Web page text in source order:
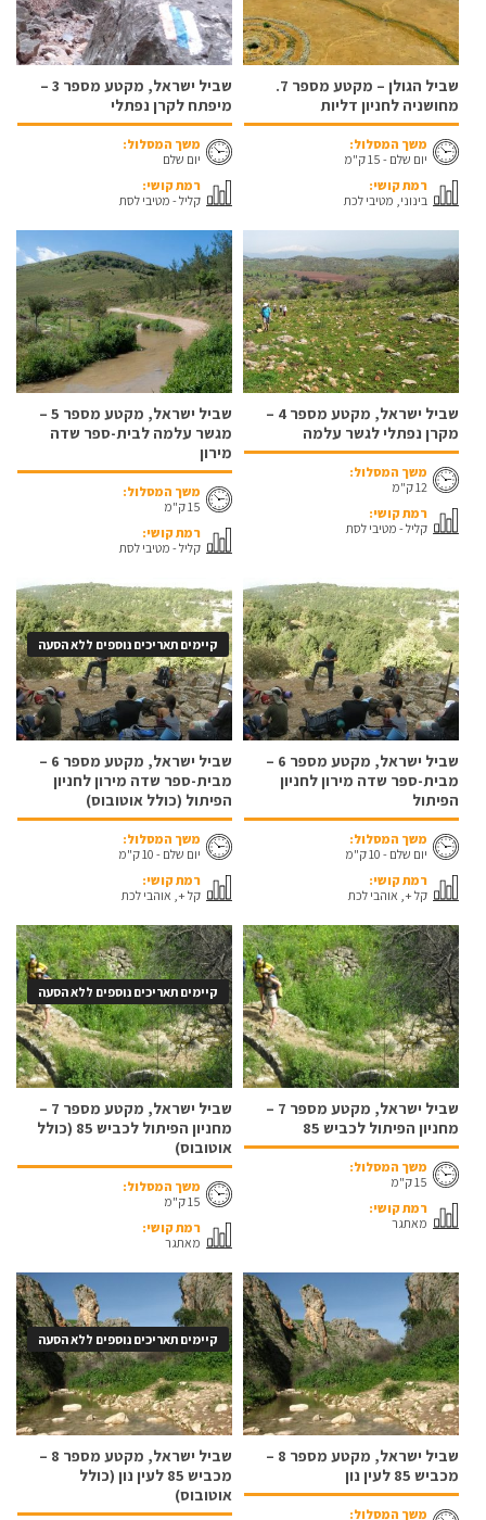
שביל הגולן – מקטע מספר 7.
מחושניה לחניון דליות
משך המסלול:
יום שלם - 15 ק"מ
רמת קושי:
בינוני, מטיבי לכת
שביל ישראל, מקטע מספר 3 –
מיפתח לקרן נפתלי
משך המסלול:
יום שלם
רמת קושי:
קליל - מטיבי לסת
שביל ישראל, מקטע מספר 4 –
מקרן נפתלי לגשר עלמה
משך המסלול:
12 ק"מ
רמת קושי:
קליל - מטיבי לסת
שביל ישראל, מקטע מספר 5 –
מגשר עלמה לבית-ספר שדה
מירון
משך המסלול:
15 ק"מ
רמת קושי:
קליל - מטיבי לסת
שביל ישראל, מקטע מספר 6 –
מבית-ספר שדה מירון לחניון
הפיתול
משך המסלול:
יום שלם - 10 ק"מ
רמת קושי:
קל +, אוהבי לכת
קיימים תאריכים נוספים ללא הסעה
שביל ישראל, מקטע מספר 6 –
מבית-ספר שדה מירון לחניון
הפיתול (כולל אוטובוס)
משך המסלול:
יום שלם - 10 ק"מ
רמת קושי:
קל +, אוהבי לכת
שביל ישראל, מקטע מספר 7 –
מחניון הפיתול לכביש 85
משך המסלול:
15 ק"מ
רמת קושי:
מאתגר
קיימים תאריכים נוספים ללא הסעה
שביל ישראל, מקטע מספר 7 –
מחניון הפיתול לכביש 85 (כולל
אוטובוס)
משך המסלול:
15 ק"מ
רמת קושי:
מאתגר
שביל ישראל, מקטע מספר 8 –
מכביש 85 לעין נון
משך המסלול:
קיימים תאריכים נוספים ללא הסעה
שביל ישראל, מקטע מספר 8 –
מכביש 85 לעין נון (כולל
אוטובוס)